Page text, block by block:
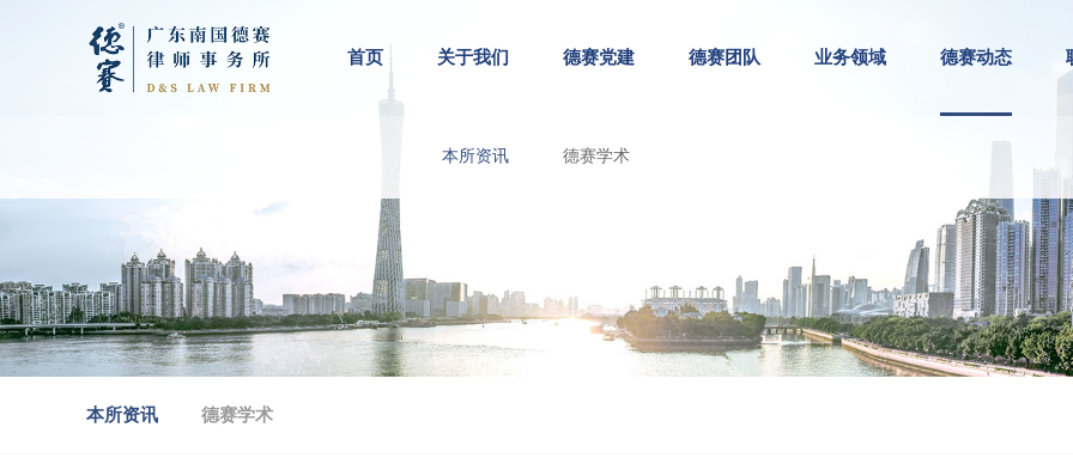
首页 关于我们 德赛党建 德赛团队 业务领域 德赛动态
本所资讯 德赛学术
本所资讯 德赛学术